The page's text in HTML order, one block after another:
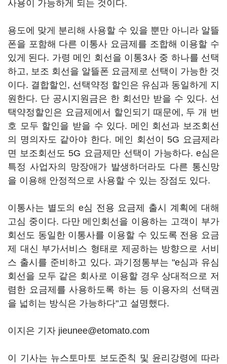
사용이 가능하게 되는 것이다.
용도에 맞게 분리해 사용할 수 있을 뿐만 아니라 알뜰
폰을 포함해 다른 이통사 요금제를 조합해 이용할 수
있게 된다. 가령 메인 회선을 이통3사 중 하나를 선택
하고, 보조 회선을 알뜰폰 요금제로 선택이 가능한 것
이다. 결합할인, 선택약정 할인은 유심과 동일하게 지
원한다. 단 공시지원금은 한 회선만 받을 수 있다. 선
택약정할인은 요금제에서 할인되기 때문에, 두 개 번
호 모두 할인을 받을 수 있다. 메인 회선과 보조회선
의 명의자도 같아야 한다. 메인 회선이 5G 요금제라
면 보조회선도 5G 요금제만 선택이 가능하다. e심은
특정 사업자의 망장애가 발생하더라도 다른 통신망
을 이용해 안정적으로 사용할 수 있는 장점도 있다.
이통사는 별도의 e심 전용 요금제 출시 계획에 대해
고심 중이다. 다만 메인회선을 이용하는 고객이 부가
회선도 동일한 이통사를 이용할 수 있도록 전용 요금
제 대신 부가서비스 형태로 제공하는 방향으로 서비
스 출시를 준비하고 있다. 과기정통부는 "e심과 유심
회선을 모두 같은 회사로 이용할 경우 상대적으로 저
렴한 요금제를 사용하도록 하는 등 이용자의 선택권
을 넓히는 방식은 가능하다"고 설명했다.
이지은 기자 jieunee@etomato.com
이 기사는 뉴스토마토 보도준칙 및 윤리강령에 따라